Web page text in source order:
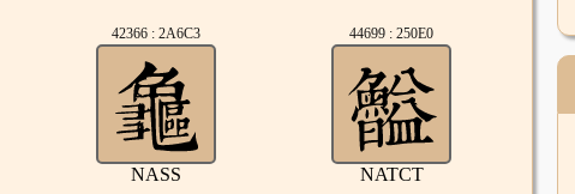
42366 : 2A6C3
NASS
44699 : 250E0
NATCT